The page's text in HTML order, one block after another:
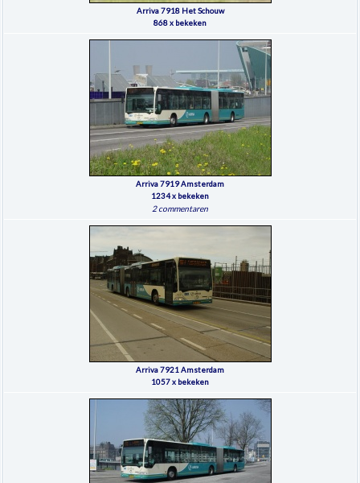
Arriva 7918 Het Schouw
868 x bekeken
Arriva 7919 Amsterdam
1234 x bekeken
2 commentaren
Arriva 7921 Amsterdam
1057 x bekeken